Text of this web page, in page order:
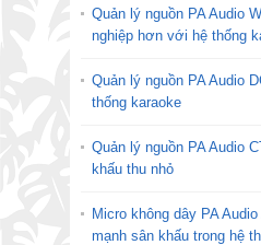
Quản lý nguồn PA Audio
nghiệp hơn với hệ thống
Quản lý nguồn PA Audio
thống karaoke
Quản lý nguồn PA Audio
khấu thu nhỏ
Micro không dây PA
mạnh sân khấu trong hệ